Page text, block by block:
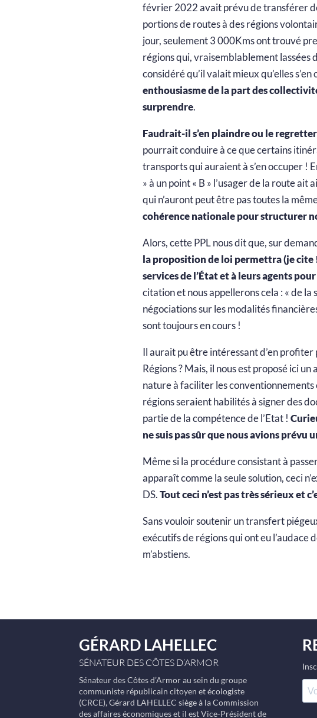
février 2022 avait prévu de transférer
portions de routes à des régions
jour, seulement 3 000Kms ont trouvé
régions qui, vraisemblablement
considéré qu’il valait mieux qu’elles
enthousiasme de la part des
surprendre.
Faudrait-il s’en plaindre ou le
pourrait conduire à ce que certains
transports qui auraient à s’en occuper !
» à un point « B » l’usager de la route
qui n’auront peut être pas toutes la
cohérence nationale pour structurer
Alors, cette PPL nous dit que, sur
la proposition de loi permettra (je cite
services de l’État et à leurs agents
citation et nous appellerons cela : « de
négociations sur les modalités
sont toujours en cours !
Il aurait pu être intéressant d’en
Régions ? Mais, il nous est proposé ici
nature à faciliter les
régions seraient habilités à signer des
partie de la compétence de l’Etat !
ne suis pas sûr que nous avions
Même si la procédure consistant à
apparaît comme la seule solution, ceci
DS.Tout ceci n’est pas très sérieux et
Sans vouloir soutenir un transfert
exécutifs de régions qui ont eu l’audace
m’abstiens.
GÉRARD LAHELLEC
SÉNATEUR DES CÔTES D’ARMOR
Sénateur des Côtes d’Armor au sein du groupe
communiste républicain citoyen et écologiste
(CRCE), Gérard LAHELLEC siège à la Commission
des affaires économiques et il est Vice-Président de